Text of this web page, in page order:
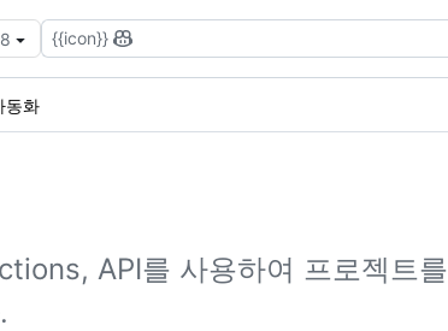
{{icon}}
동화
API를 사용하여 프로젝트를